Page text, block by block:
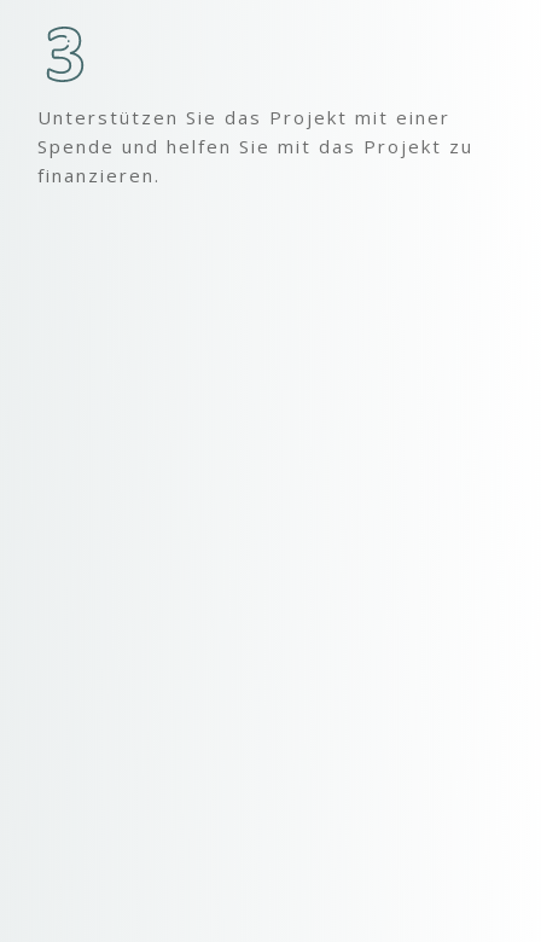
Unterstützen Sie das Projekt mit einer
Spende und helfen Sie mit das Projekt zu
finanzieren.